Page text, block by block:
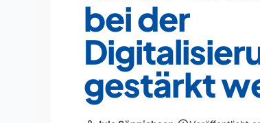
bei der
gestärkt